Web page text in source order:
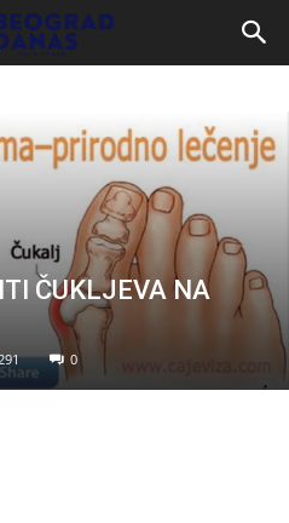
ČUKLJEVA NA
0